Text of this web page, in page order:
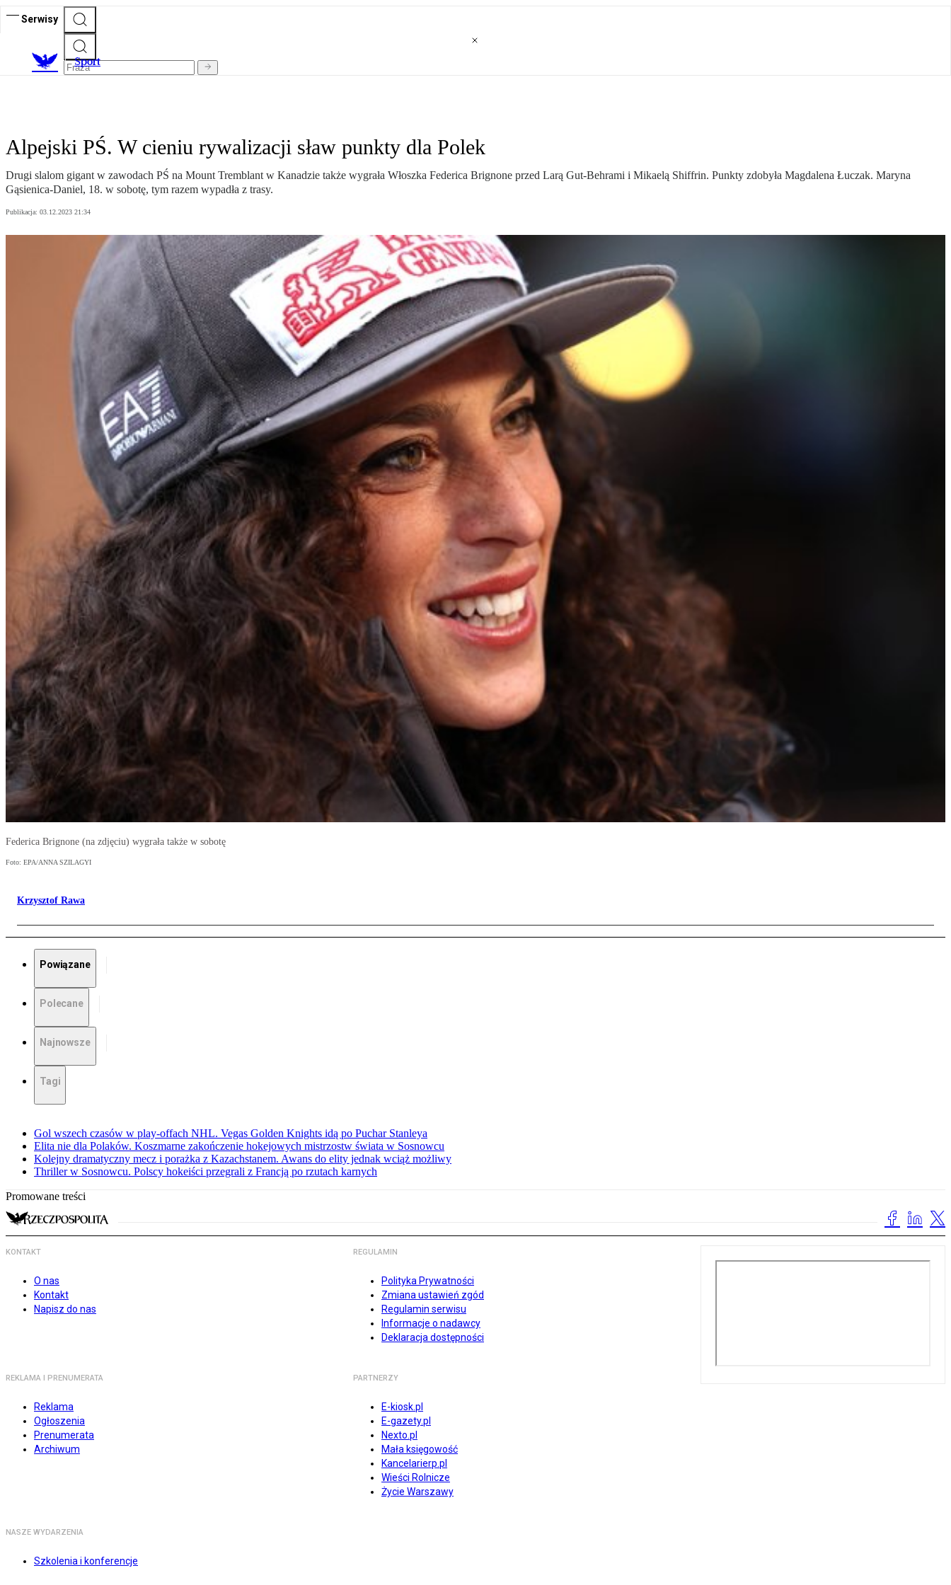
Serwisy
Sport
Alpejski PŚ. W cieniu rywalizacji sław punkty dla Polek
Drugi slalom gigant w zawodach PŚ na Mount Tremblant w Kanadzie także wygrała Włoszka Federica Brignone przed Larą Gut-Behrami i Mikaelą Shiffrin. Punkty zdobyła Magdalena Łuczak. Maryna
Gąsienica-Daniel, 18. w sobotę, tym razem wypadła z trasy.
Publikacja: 03.12.2023 21:34
Federica Brignone (na zdjęciu) wygrała także w sobotę
Foto: EPA/ANNA SZILAGYI
Krzysztof Rawa
Powiązane
Polecane
Najnowsze
Tagi
Gol wszech czasów w play-offach NHL. Vegas Golden Knights idą po Puchar Stanleya
Elita nie dla Polaków. Koszmarne zakończenie hokejowych mistrzostw świata w Sosnowcu
Kolejny dramatyczny mecz i porażka z Kazachstanem. Awans do elity jednak wciąż możliwy
Thriller w Sosnowcu. Polscy hokeiści przegrali z Francją po rzutach karnych
Promowane treści
KONTAKT
O nas
Kontakt
Napisz do nas
REGULAMIN
Polityka Prywatności
Zmiana ustawień zgód
Regulamin serwisu
Informacje o nadawcy
Deklaracja dostępności
REKLAMA I PRENUMERATA
Reklama
Ogłoszenia
Prenumerata
Archiwum
PARTNERZY
E-kiosk.pl
E-gazety.pl
Nexto.pl
Mała księgowość
Kancelarierp.pl
Wieści Rolnicze
Życie Warszawy
NASZE WYDARZENIA
Szkolenia i konferencje